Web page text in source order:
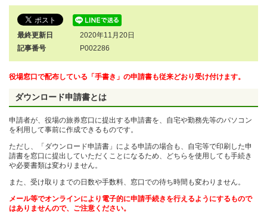
の
す。
最終更新日
2020年11月20日
記事番号
P002286
役場窓口で配布している「手書き」の申請書も従来どおり受け付けます。
ダウンロード申請書とは
申請者が、役場の旅券窓口に提出する申請書を、自宅や勤務先等のパソコン
を利用して事前に作成できるものです。
ただし、「ダウンロード申請書」による申請の場合も、自宅等で印刷した申
請書を窓口に提出していただくことになるため、どちらを使用しても手続き
や必要書類は変わりません。
また、受け取りまでの日数や手数料、窓口での待ち時間も変わりません。
メール等でオンラインにより電子的に申請手続きを行えるようにするもので
はありませんので、ご注意ください。